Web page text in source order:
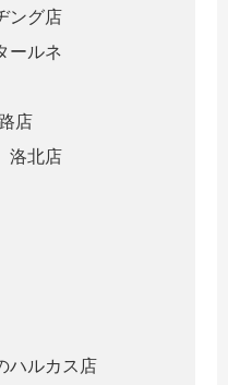
ング店
ールネ
店
洛北店
ハルカス店